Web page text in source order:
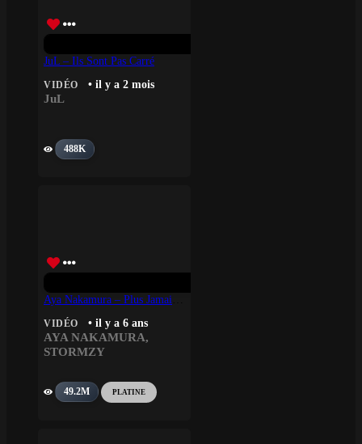
JuL – Ils Sont Pas Carré
VIDÉO • il y a 2 mois
JuL
488K
VIDÉO • il y a 6 ans
AYA NAKAMURA,
STORMZY
49.2M PLATINE